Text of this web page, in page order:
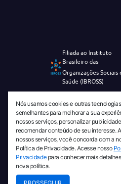
Filiada ao Instituto
Brasileiro das
Organizações Sociais
Saúde (IBROSS)
Revista
Diamante de
Diretório
de Informação
Tecnologia -
© 2026
Nós usamos cookies e outras tecnologias
semelhantes para melhorar a sua
nossos serviços, personalizar
recomendar conteúdo de seu interesse.
nossos serviços, você concorda com a
Política de Privacidade. Acesse nosso
Privacidadepara conhecer mais
nova política.